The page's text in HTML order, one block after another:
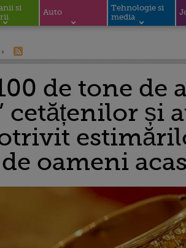
si
Auto
Tehnologie si
media
de tone de
cetățenilor și
oameni